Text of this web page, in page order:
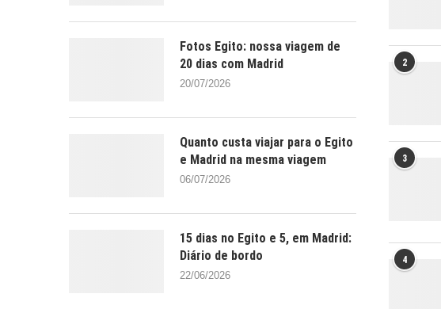
Fotos Egito: nossa viagem de
20 dias com Madrid
20/07/2026
Quanto custa viajar para o Egito
e Madrid na mesma viagem
06/07/2026
15 dias no Egito e 5, em Madrid:
Diário de bordo
22/06/2026
2
3
4